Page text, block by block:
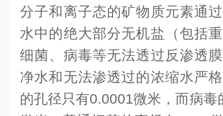
分子和离子态的矿物质元素通
水中的绝大部分无机盐（包括
细菌、病毒等无法透过反渗透
净水和无法渗透过的浓缩水严
的孔径只有0.0001微米，而病